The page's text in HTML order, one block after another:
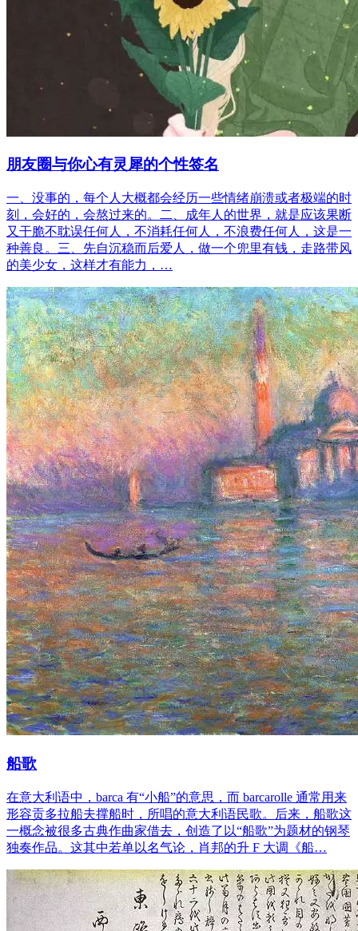
朋友圈与你心有灵犀的个性签名
一、没事的，每个人大概都会经历一些情绪崩溃或者极端的时
刻，会好的，会熬过来的。二、成年人的世界，就是应该果断
又干脆不耽误任何人，不消耗任何人，不浪费任何人，这是一
种善良。三、先自沉稳而后爱人，做一个兜里有钱，走路带风
的美少女，这样才有能力，…
船歌
在意大利语中，barca 有“小船”的意思，而 barcarolle 通常用来
形容贡多拉船夫撑船时，所唱的意大利语民歌。后来，船歌这
一概念被很多古典作曲家借去，创造了以“船歌”为题材的钢琴
独奏作品。这其中若单以名气论，肖邦的升 F 大调《船…